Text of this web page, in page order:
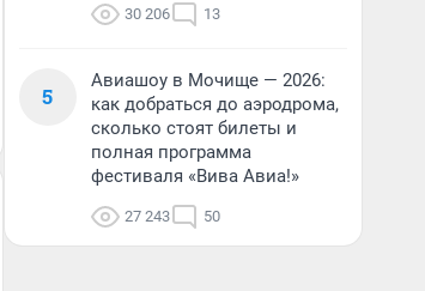
30 206 13
5
Авиашоу в Мочище — 2026:
как добраться до аэродрома,
сколько стоят билеты и
полная программа
фестиваля «Вива Авиа!»
27 243 50